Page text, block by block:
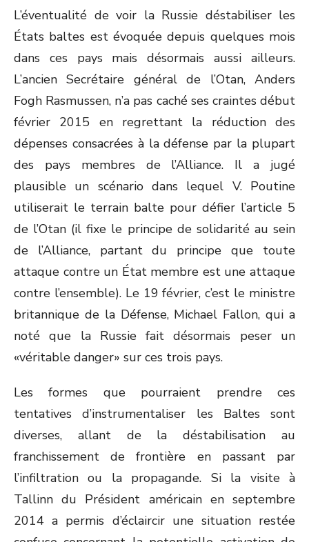
L’éventualité de voir la Russie déstabiliser les
États baltes est évoquée depuis quelques mois
dans ces pays mais désormais aussi ailleurs.
L’ancien Secrétaire général de l’Otan, Anders
Fogh Rasmussen, n’a pas caché ses craintes début
février 2015 en regrettant la réduction des
dépenses consacrées à la défense par la plupart
des pays membres de l’Alliance. Il a jugé
plausible un scénario dans lequel V. Poutine
utiliserait le terrain balte pour défier l’article 5
de l’Otan (il fixe le principe de solidarité au sein
de l’Alliance, partant du principe que toute
attaque contre un État membre est une attaque
contre l’ensemble). Le 19 février, c’est le ministre
britannique de la Défense, Michael Fallon, qui a
noté que la Russie fait désormais peser un
«véritable danger» sur ces trois pays.
Les formes que pourraient prendre ces
tentatives d’instrumentaliser les Baltes sont
diverses, allant de la déstabilisation au
franchissement de frontière en passant par
l’infiltration ou la propagande. Si la visite à
Tallinn du Président américain en septembre
2014 a permis d’éclaircir une situation restée